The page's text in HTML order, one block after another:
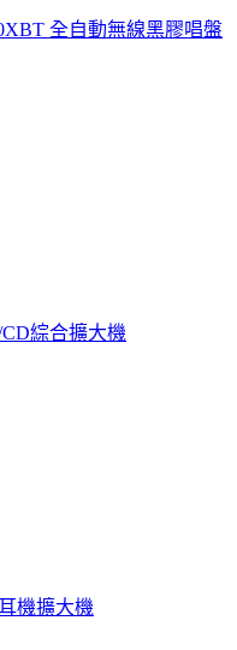
全自動無線黑膠唱盤
綜合擴大機
機擴大機